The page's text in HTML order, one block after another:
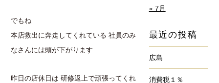
でもね
本店救出に奔走してくれている 社員のみ
なさんには頭が下がります
昨日の店休日は 研修返上で頑張ってくれ
« 7月
最近の投稿
広島
消費税１％